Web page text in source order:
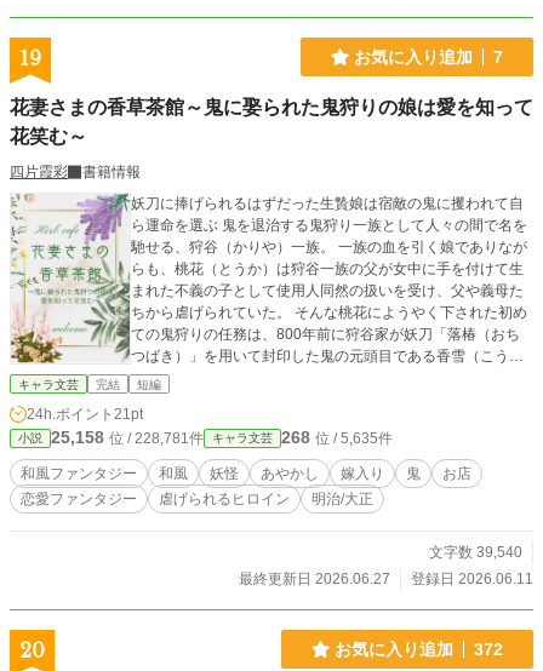
19 お気に入り追加 7
花妻さまの香草茶館～鬼に娶られた鬼狩りの娘は愛を知って
花笑む～
四片霞彩
書籍情報
妖刀に捧げられるはずだった生贄娘は宿敵の鬼に攫われて自
ら運命を選ぶ 鬼を退治する鬼狩り一族として人々の間で名を
馳せる、狩谷（かりや）一族。 一族の血を引く娘でありなが
らも、桃花（とうか）は狩谷一族の父が女中に手を付けて生
まれた不義の子として使用人同然の扱いを受け、父や義母た
ちから虐げられていた。 そんな桃花にようやく下された初め
ての鬼狩りの任務は、800年前に狩谷家が妖刀「落椿（おち
つばき）」を用いて封印した鬼の元頭目である香雪（こうせ
つ）の退治と再封印。 しかしそれは表向きの目的であり、本
を妖刀の生贄に捧げることだった。 父と義母の企みを知って
自棄を起こした桃花は香雪を倒して自ら生贄になろうとする
が、強い力を持つ香雪に返り討ちに遭う。 狩谷家に憎悪を抱
く香雪に殺されかけるが、妖刀「落椿」に宿る桃花の唯一の
友達であり、香雪の妹である海石榴（つばき）に命を救われ
に諭された香雪は、桃花が置かれた狩谷家の現状を知って激
怒すると、半ば強引に嫁入りを勧めて、桃花を救うと宣言。
ずふり）の協力を得て、海石榴の夢だった香草茶館を開いて
おり、香草茶を淹れる才能を見出された桃花も一緒に働くこ
キャラ文芸 完結 短編
24h.ポイント 21pt
小説 25,158 位 / 228,781件 キャラ文芸 268 位 / 5,635件
和風ファンタジー 和風 妖怪 あやかし 嫁入り 鬼
お店
恋愛ファンタジー
虐げられるヒロイン 明治/大正
文字数 39,540
最終更新日 2026.06.27
登録日 2026.06.11
20 お気に入り追加 372